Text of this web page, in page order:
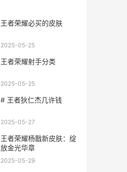
王者荣耀必买的皮肤
2025-05-25
王者荣耀射手分类
2025-05-25
# 王者狄仁杰几许钱
2025-05-27
王者荣耀杨戬新皮肤：绽
放金光华章
2025-05-29